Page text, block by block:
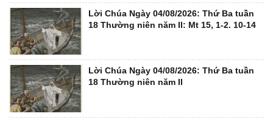
Lời Chúa Ngày 04/08/2026: Thứ Ba tuần
18 Thường niên năm II: Mt 15, 1-2. 10-14
Lời Chúa Ngày 04/08/2026: Thứ Ba tuần
18 Thường niên năm II